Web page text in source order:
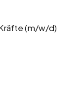
(m/w/d)